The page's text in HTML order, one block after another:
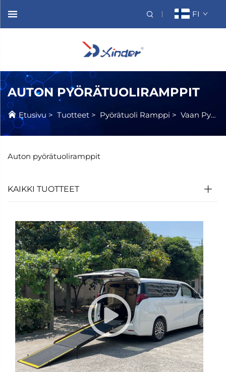
FI
AUTON PYÖRÄTUOLIRAMPPIT
Etusivu > Tuotteet > Pyörätuoli Ramppi > Vaan Pyörätuoli Ramppi
Auton pyörätuoliramppit
KAIKKI TUOTTEET